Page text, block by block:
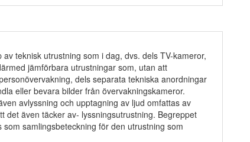
teknisk utrustning som i dag, dvs. dels TV-kameror,
jämförbara utrustningar som, utan att
dels separata tekniska anordningar
eller bevara bilder från övervakningskameror.
avlyssning och upptagning av ljud omfattas av
det även täcker av- lyssningsutrustning. Begreppet
samlingsbeteckning för den utrustning som